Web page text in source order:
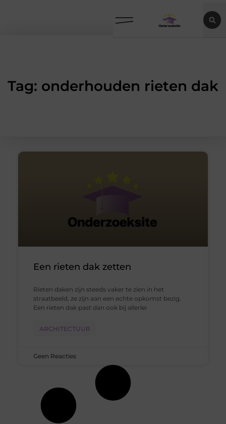
Tag: onderhouden rieten dak
Een rieten dak zetten
Rieten daken zijn steeds vaker te zien in het
straatbeeld, ze zijn aan een echte opkomst bezig.
Een rieten dak past dan ook bij allerlei
ARCHITECTUUR
Geen Reacties